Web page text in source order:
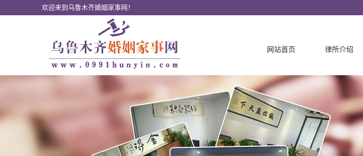
欢迎来到乌鲁木齐婚姻家事网！
网站首页 律所介绍